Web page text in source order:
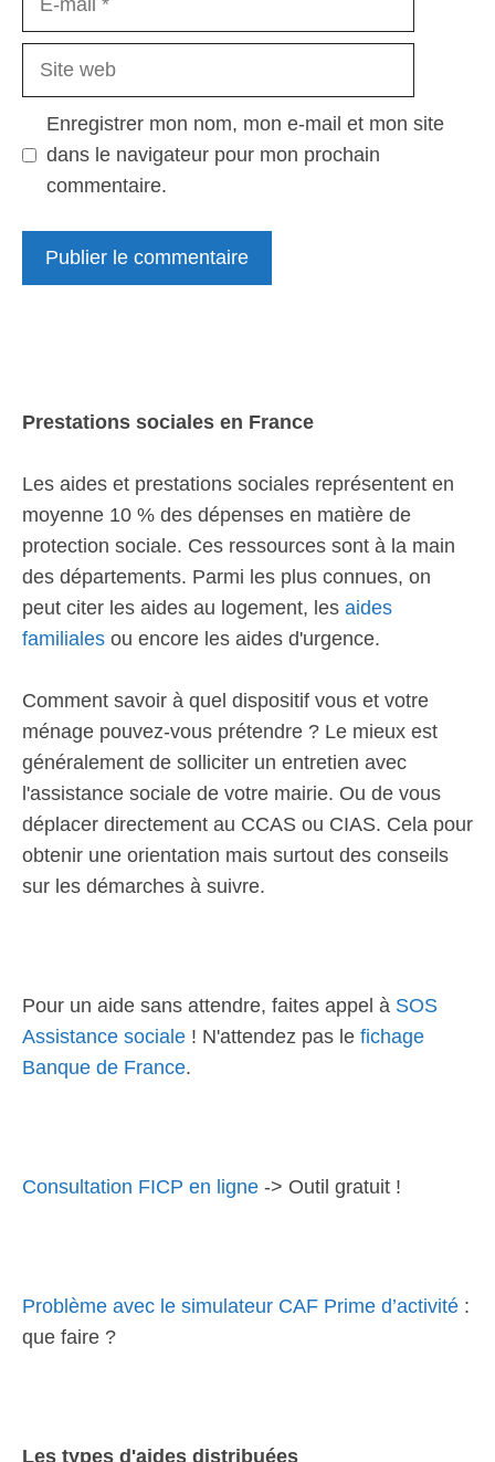
Site
Enregistrer mon nom, mon e-mail et mon site
dans le navigateur pour mon prochain
commentaire.
Prestations sociales en France
Les aides et prestations sociales représentent en
moyenne 10 % des dépenses en matière de
protection sociale. Ces ressources sont à la main
des départements. Parmi les plus connues, on
peut citer les aides au logement, les aides
familiales ou encore les aides d'urgence.
Comment savoir à quel dispositif vous et votre
ménage pouvez-vous prétendre ? Le mieux est
généralement de solliciter un entretien avec
l'assistance sociale de votre mairie. Ou de vous
déplacer directement au CCAS ou CIAS. Cela pour
obtenir une orientation mais surtout des conseils
sur les démarches à suivre.
Pour un aide sans attendre, faites appel à SOS
Assistance sociale ! N'attendez pas le fichage
Banque de France.
Consultation FICP en ligne -> Outil gratuit !
Problème avec le simulateur CAF Prime d’activité :
que faire ?
Les types d'aides distribuées